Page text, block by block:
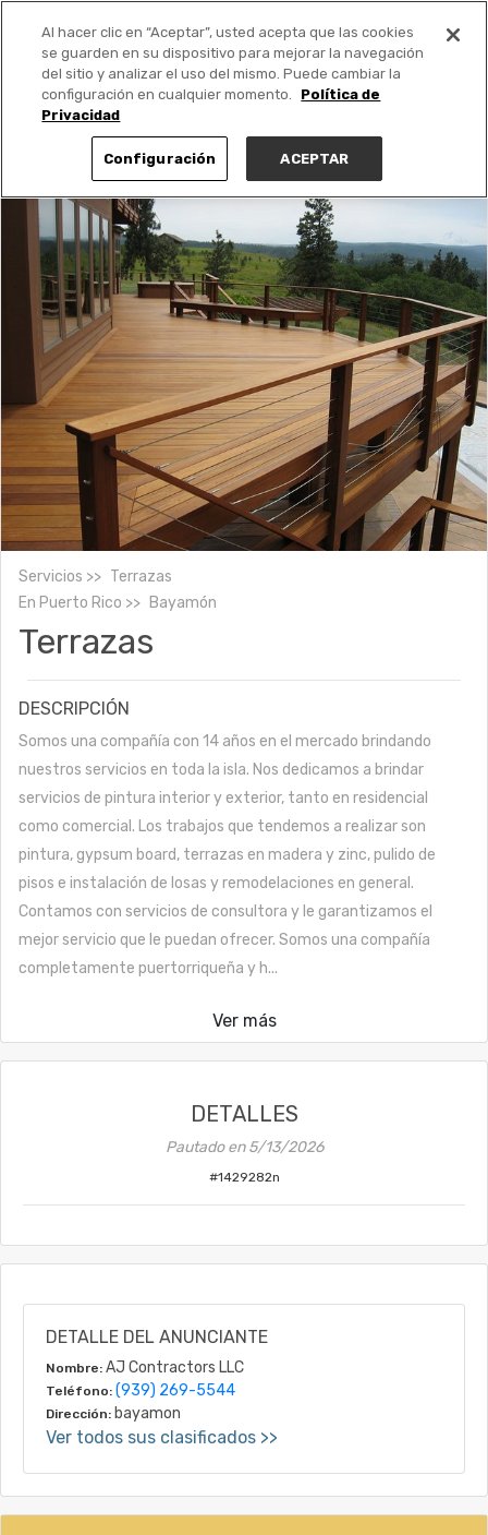
PUBLICA GRATIS +
Servicios
Terrazas
En Puerto Rico Bayamón
Terrazas
DESCRIPCIÓN
Somos una compañía con 14 años en el mercado brindando
nuestros servicios en toda la isla. Nos dedicamos a brindar
servicios de pintura interior y exterior, tanto en residencial
como comercial. Los trabajos que tendemos a realizar son
pintura, gypsum board, terrazas en madera y zinc, pulido de
pisos e instalación de losas y remodelaciones en general.
Contamos con servicios de consultora y le garantizamos el
mejor servicio que le puedan ofrecer. Somos una compañía
completamente puertorriqueña y h...
Ver más
DETALLES
Pautado en5/13/2026
#1429282n
DETALLE DEL ANUNCIANTE
Nombre: AJ Contractors LLC
Teléfono: (939) 269-5544
Dirección: bayamon
Ver todos sus clasificados >>
Al hacer clic en “Aceptar”, usted acepta que las cookies
se guarden en su dispositivo para mejorar la navegación
del sitio y analizar el uso del mismo. Puede cambiar la
configuración en cualquier momento.
Política de
Privacidad
Configuración ACEPTAR